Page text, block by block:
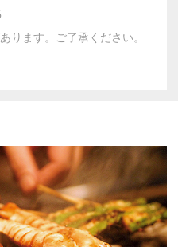
ります。ご了承ください。